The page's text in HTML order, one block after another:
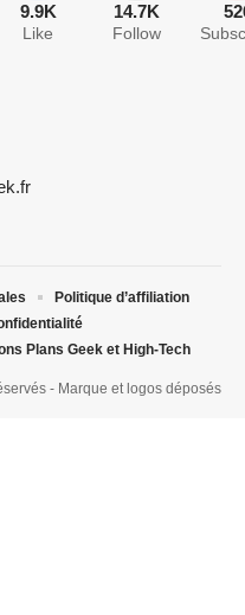
9.9K
Like
14.7K
Follow
- Marque et logos déposés
Politique d’affiliation
Plans Geek et High-Tech